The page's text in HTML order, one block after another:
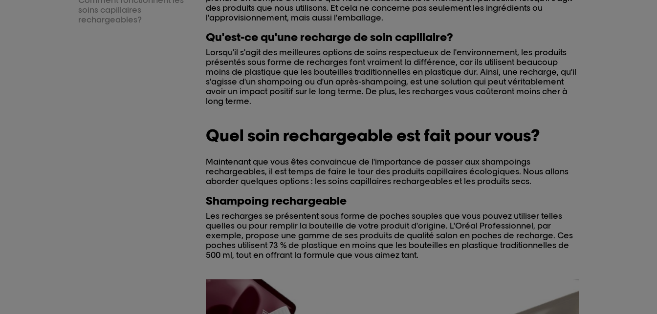
soins capillaires
rechargeables?
des produits que nous utilisons. Et cela ne concerne pas seulement les ingrédients ou
l'approvisionnement, mais aussi l'emballage.
Qu'est-ce qu'une recharge de soin capillaire?
Lorsqu'il s'agit des meilleures options de soins respectueux de l'environnement, les produits
présentés sous forme de recharges font vraiment la différence, car ils utilisent beaucoup
moins de plastique que les bouteilles traditionnelles en plastique dur. Ainsi, une recharge, qu'il
s'agisse d'un shampoing ou d'un après-shampoing, est une solution qui peut véritablement
avoir un impact positif sur le long terme. De plus, les recharges vous coûteront moins cher à
long terme.
Quel soin rechargeable est fait pour vous?
Maintenant que vous êtes convaincue de l'importance de passer aux shampoings
rechargeables, il est temps de faire le tour des produits capillaires écologiques. Nous allons
aborder quelques options : les soins capillaires rechargeables et les produits secs.
Shampoing rechargeable
Les recharges se présentent sous forme de poches souples que vous pouvez utiliser telles
quelles ou pour remplir la bouteille de votre produit d'origine. L'Oréal Professionnel, par
exemple, propose une gamme de ses produits de qualité salon en poches de recharge. Ces
poches utilisent 73 % de plastique en moins que les bouteilles en plastique traditionnelles de
500 ml, tout en offrant la formule que vous aimez tant.